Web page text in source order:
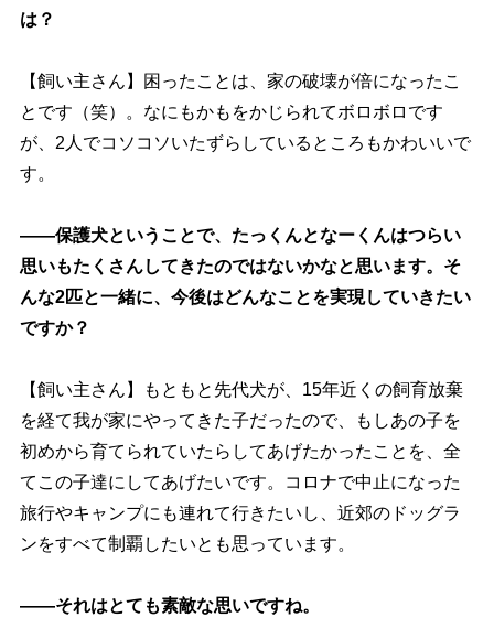
は？
【飼い主さん】困ったことは、家の破壊が倍になったこ
とです（笑）。なにもかもをかじられてボロボロです
が、2人でコソコソいたずらしているところもかわいいで
す。
――保護犬ということで、たっくんとなーくんはつらい
思いもたくさんしてきたのではないかなと思います。そ
んな2匹と一緒に、今後はどんなことを実現していきたい
ですか？
【飼い主さん】もともと先代犬が、15年近くの飼育放棄
を経て我が家にやってきた子だったので、もしあの子を
初めから育てられていたらしてあげたかったことを、全
てこの子達にしてあげたいです。コロナで中止になった
旅行やキャンプにも連れて行きたいし、近郊のドッグラ
ンをすべて制覇したいとも思っています。
――それはとても素敵な思いですね。